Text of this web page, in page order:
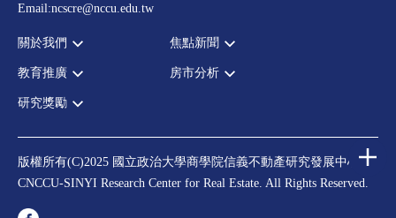
Email:ncscre@nccu.edu.tw
關於我們
宗旨願景
設置辦法
指導委員
中心成員
聯絡我們
焦點新聞
全部新聞
法律新訊
教育推廣
全部活動
理財規劃講座
不動產學程支援
房市分析
研究獎勵
住宅學會論文獎支援
都市計劃學會論文獎支援
版權所有(C)2025 國立政治大學商學院信義不動產研究發展中心
CNCCU-SINYI Research Center for Real Estate. All Rights Reserved.